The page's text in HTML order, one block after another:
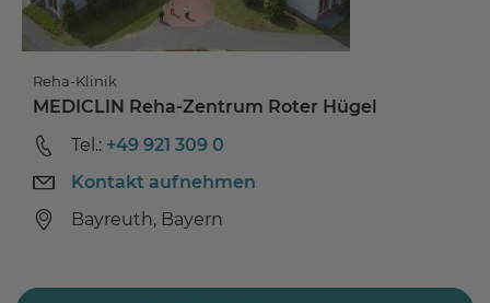
Reha-Klinik
MEDICLIN Reha-Zentrum Roter Hügel
Tel.: +49 921 309 0
Kontakt aufnehmen
Bayreuth, Bayern